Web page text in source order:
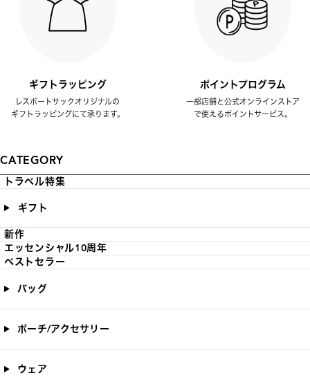
ギフトラッピング
レスポートサックオリジナルの
ギフトラッピングにて承ります。
ポイントプログラム
一部店舗と公式オンラインストア
で使えるポイントサービス。
CATEGORY
トラベル特集
ギフト
新作
エッセンシャル10周年
ベストセラー
バッグ
ポーチ/アクセサリー
ウェア